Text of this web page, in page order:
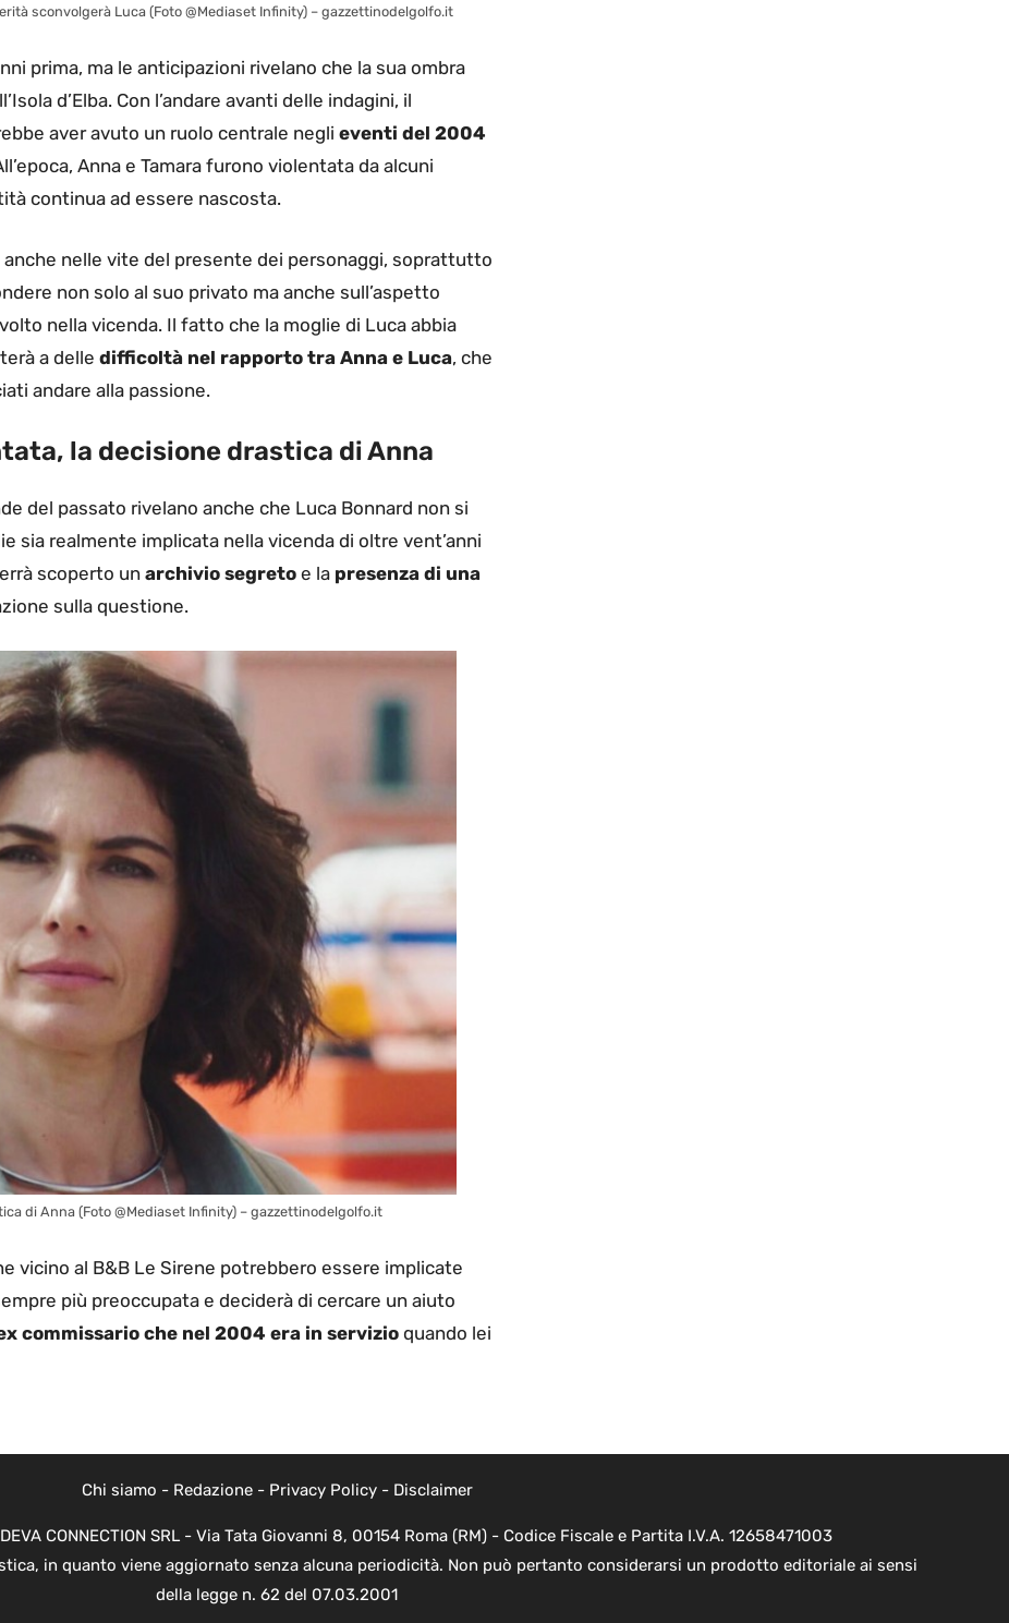
sconvolgerà Luca (Foto @Mediaset Infinity) – gazzettinodelgolfo.it
prima, ma le anticipazioni rivelano che la sua ombra
d’Elba. Con l’andare avanti delle indagini, il
aver avuto un ruolo centrale negli eventi del 2004
Anna e Tamara furono violentata da alcuni
continua ad essere nascosta.
nelle vite del presente dei personaggi, soprattutto
non solo al suo privato ma anche sull’aspetto
nella vicenda. Il fatto che la moglie di Luca abbia
a delle difficoltà nel rapporto tra Anna e Luca, che
andare alla passione.
la decisione drastica di Anna
del passato rivelano anche che Luca Bonnard non si
sia realmente implicata nella vicenda di oltre vent’anni
scoperto un archivio segreto e la presenza di una
sulla questione.
di Anna (Foto @Mediaset Infinity) – gazzettinodelgolfo.it
vicino al B&B Le Sirene potrebbero essere implicate
più preoccupata e deciderà di cercare un aiuto
commissario che nel 2004 era in servizioquando lei
Chi siamo - Redazione- Privacy Policy- Disclaimer
CONNECTION SRL - Via Tata Giovanni 8, 00154 Roma (RM) - Codice Fiscale e Partita I.V.A. 12658471003
in quanto viene aggiornato senza alcuna periodicità. Non può pertanto considerarsi un prodotto editoriale ai sensi
della legge n. 62 del 07.03.2001